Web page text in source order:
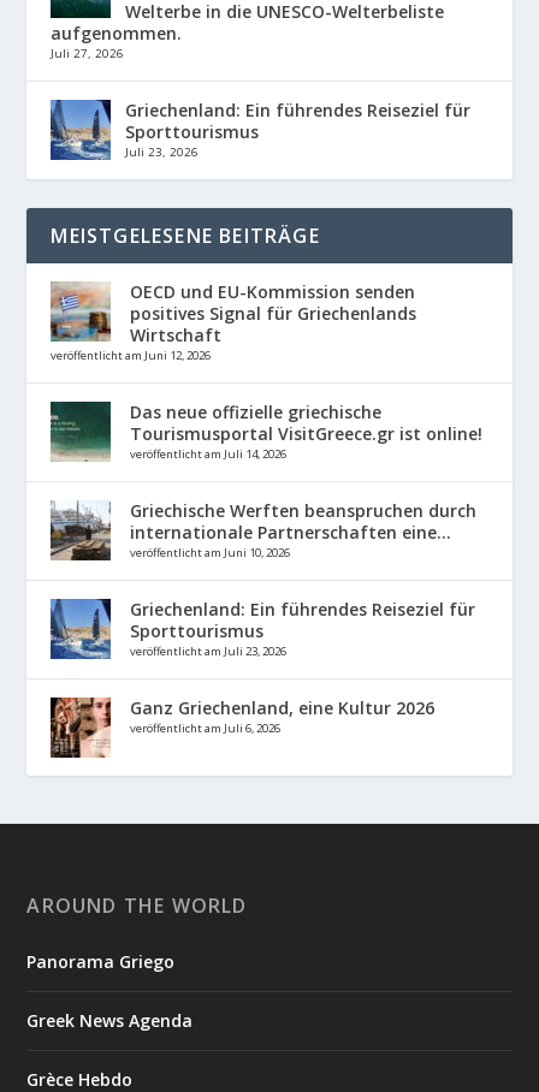
Welterbe in die UNESCO-Welterbeliste
aufgenommen.
Juli 27, 2026
Griechenland: Ein führendes Reiseziel für
Sporttourismus
Juli 23, 2026
MEISTGELESENE BEITRÄGE
OECD und EU-Kommission senden
positives Signal für Griechenlands
Wirtschaft
veröffentlicht am Juni 12, 2026
Das neue offizielle griechische
Tourismusportal VisitGreece.gr ist online!
veröffentlicht am Juli 14, 2026
Griechische Werften beanspruchen durch
internationale Partnerschaften eine...
veröffentlicht am Juni 10, 2026
Griechenland: Ein führendes Reiseziel für
Sporttourismus
veröffentlicht am Juli 23, 2026
Ganz Griechenland, eine Kultur 2026
veröffentlicht am Juli 6, 2026
AROUND THE WORLD
Panorama Griego
Greek News Agenda
Grèce Hebdo